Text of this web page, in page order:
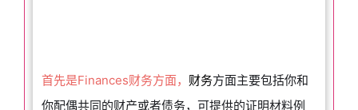
首先是Finances财务方面， 财务方面主要包括你和
你配偶共同的财产或者债务，可提供的证明材料例